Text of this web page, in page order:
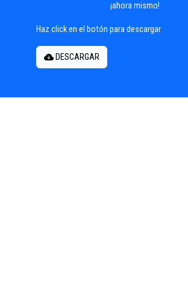
¡ahora mismo!
Haz click en el botón para descargar
DESCARGAR